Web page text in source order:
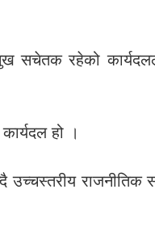
सचेतक रहेको
हो ।
उच्चस्तरीय राजनीतिक